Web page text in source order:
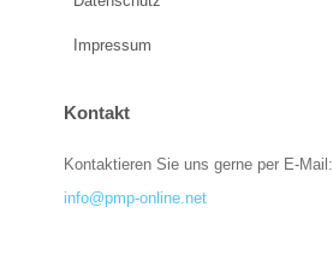
Impressum
Kontakt
Kontaktieren Sie uns gerne per E-Mail:
info@pmp-online.net